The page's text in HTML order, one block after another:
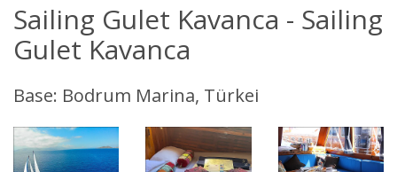
Sailing Gulet Kavanca - Sailing
Gulet Kavanca
Base: Bodrum Marina, Türkei